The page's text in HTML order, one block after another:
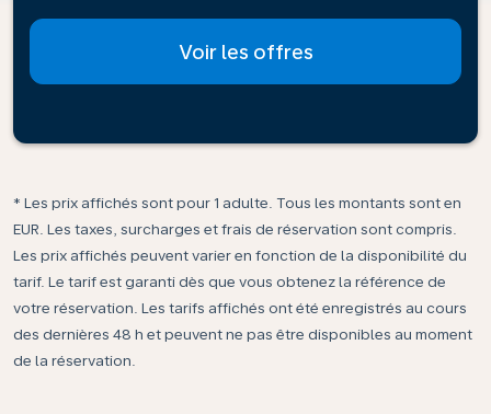
Voir les offres
* Les prix affichés sont pour 1 adulte. Tous les montants sont en
EUR. Les taxes, surcharges et frais de réservation sont compris.
Les prix affichés peuvent varier en fonction de la disponibilité du
tarif. Le tarif est garanti dès que vous obtenez la référence de
votre réservation. Les tarifs affichés ont été enregistrés au cours
des dernières 48 h et peuvent ne pas être disponibles au moment
de la réservation.